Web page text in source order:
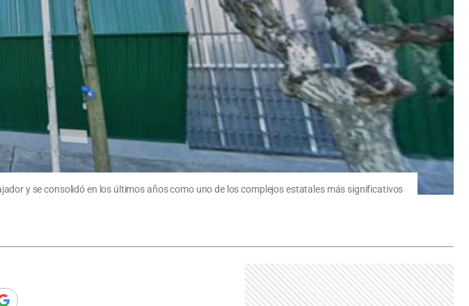
y se consolidó en los últimos años como uno de los complejos estatales más significativos